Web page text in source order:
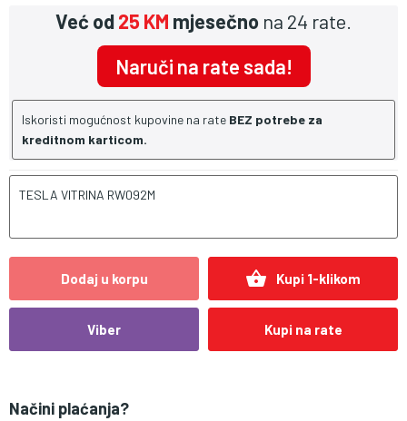
Već od25 KM mjesečno na 24 rate.
Naruči na rate sada!
Iskoristi mogućnost kupovine na rate BEZ potrebe za
kreditnom karticom.
TESLA VITRINA RW092M
Dodaj u korpu shopping_basket Kupi 1-klikom
Viber Kupi na rate
Načini plaćanja?